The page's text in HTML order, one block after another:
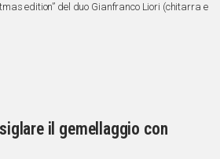
edition” del duo Gianfranco Liori (chitarra e
il gemellaggio con